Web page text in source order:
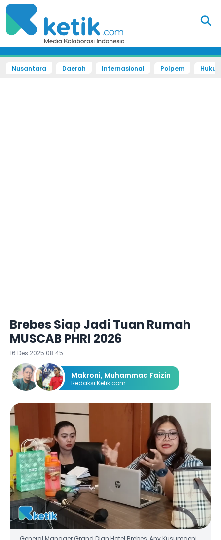
Nusantara Daerah Internasional Polpem
Brebes Siap Jadi Tuan Rumah
MUSCAB PHRI 2026
16 Des 2025 08:45
Makroni, Muhammad Faizin
Redaksi Ketik.com
General Manager Grand Dian Hotel Brebes, Any Kusumaeni,